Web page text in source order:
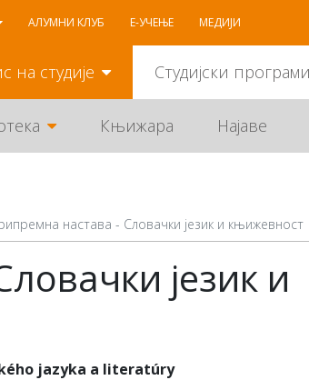
АЛУМНИ КЛУБ Е-УЧЕЊЕ МЕДИЈИ
на студије Студијски програми
Књижара Најаве
настава - Словачки језик и књижевност
језик и
jazyka a literatúry